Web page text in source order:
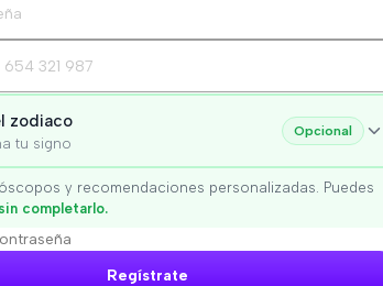
zodiaco
tu signo
Opcional
y recomendaciones personalizadas. Puedes
sin completarlo.
Regístrate